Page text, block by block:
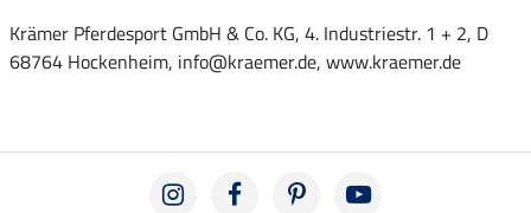
Krämer Pferdesport GmbH & Co. KG, 4. Industriestr. 1 + 2, D
68764 Hockenheim, info@kraemer.de, www.kraemer.de